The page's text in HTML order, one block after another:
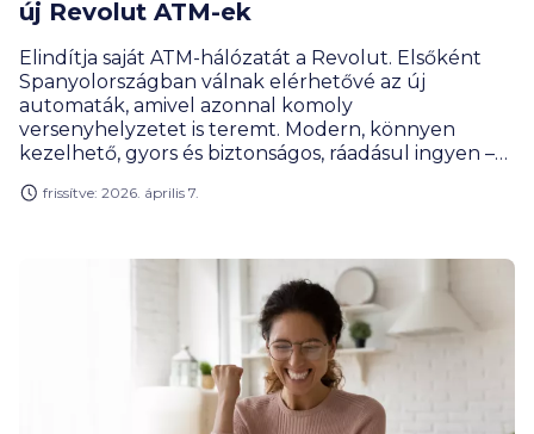
új Revolut ATM-ek
Elindítja saját ATM-hálózatát a Revolut. Elsőként
Spanyolországban válnak elérhetővé az új
automaták, amivel azonnal komoly
versenyhelyzetet is teremt. Modern, könnyen
kezelhető, gyors és biztonságos, ráadásul ingyen –
részleteket.
frissítve: 2026. április 7.